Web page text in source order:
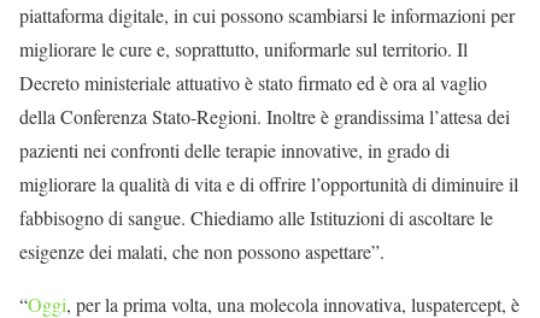
piattaforma digitale, in cui possono scambiarsi le informazioni per
migliorare le cure e, soprattutto, uniformarle sul territorio. Il
Decreto ministeriale attuativo è stato firmato ed è ora al vaglio
della Conferenza Stato-Regioni. Inoltre è grandissima l’attesa dei
pazienti nei confronti delle terapie innovative, in grado di
migliorare la qualità di vita e di offrire l’opportunità di diminuire il
fabbisogno di sangue. Chiediamo alle Istituzioni di ascoltare le
esigenze dei malati, che non possono aspettare”.
“Oggi, per la prima volta, una molecola innovativa, luspatercept, è